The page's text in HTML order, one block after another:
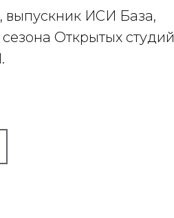
ИСИ База,
Открытых студий